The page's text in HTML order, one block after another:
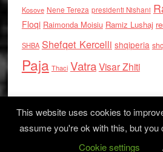
Kosove Nene Tereza presidenti Nishani
Floqi Raimonda Moisiu Ramiz Lushaj
SHBA Shefqet Kercelli shqiperia
Paja Thaci VatraVisar Zhiti
Log in
This website uses cookies to
assume you're ok with this, but you
Cookie settings